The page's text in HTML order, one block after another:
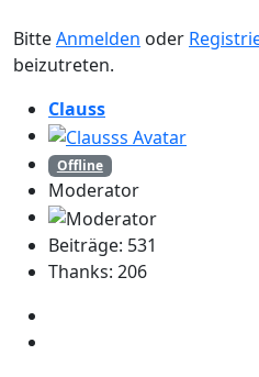
BitteAnmelden oder
beizutreten.
Clauss
Offline
Moderator
Beiträge: 531
Thanks: 206